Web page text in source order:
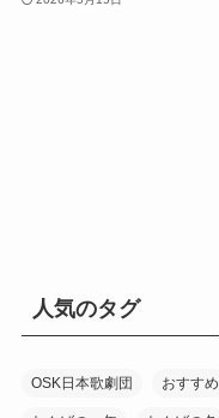
人気のタグ
OSK日本歌劇団 おすすめ